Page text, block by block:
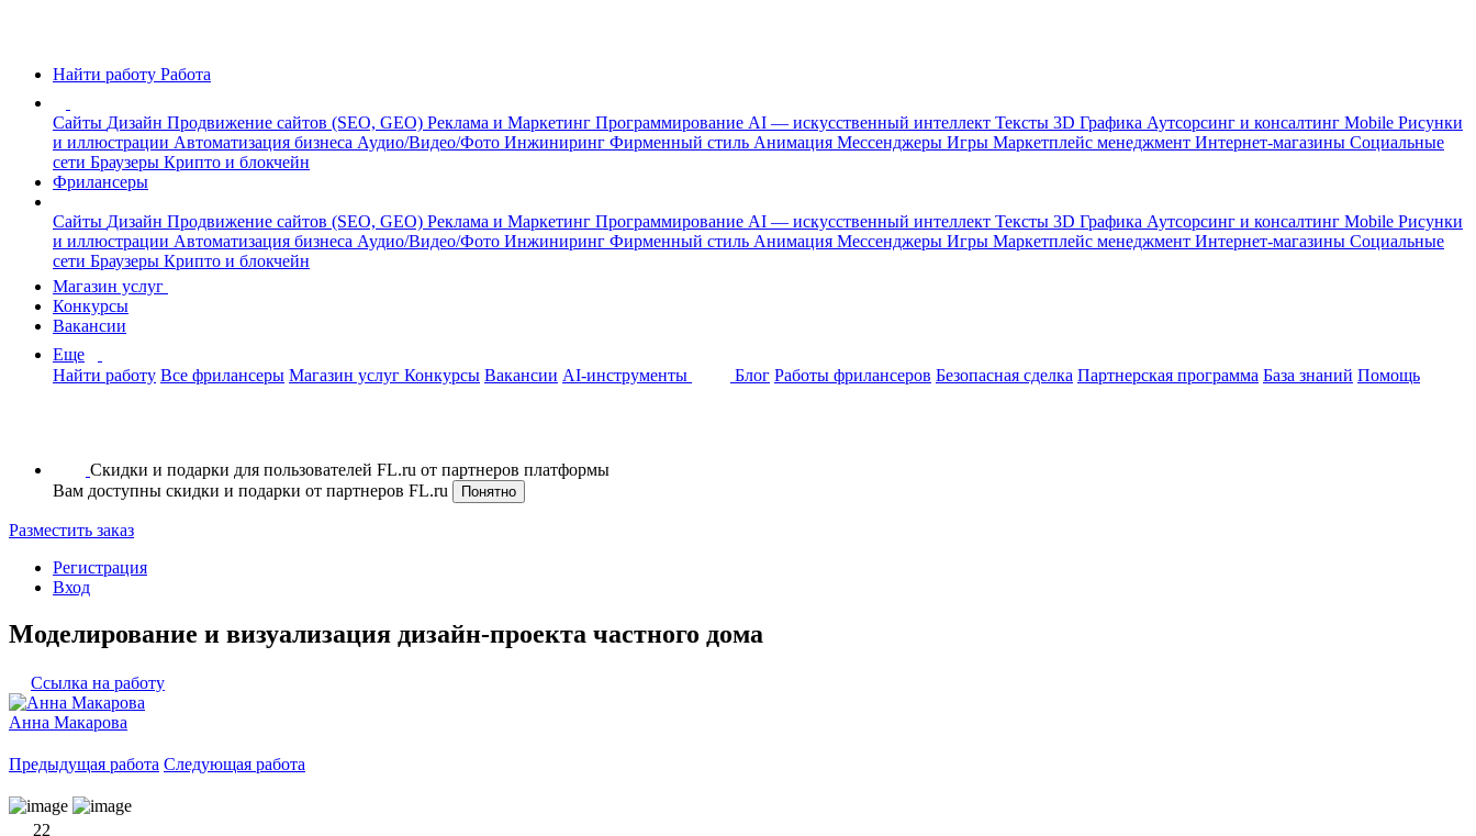
Найти работу Работа
Сайты Дизайн Продвижение сайтов (SEO, GEO) Реклама и Маркетинг Программирование AI — искусственный интеллект Тексты 3D Графика Аутсорсинг и консалтинг Mobile Рисунки
и иллюстрации Автоматизация бизнеса Аудио/Видео/Фото Инжиниринг Фирменный стиль Анимация Мессенджеры Игры Маркетплейс менеджмент Интернет-магазины Социальные
сети Браузеры Крипто и блокчейн
Фрилансеры
Сайты Дизайн Продвижение сайтов (SEO, GEO) Реклама и Маркетинг Программирование AI — искусственный интеллект Тексты 3D Графика Аутсорсинг и консалтинг Mobile Рисунки
и иллюстрации Автоматизация бизнеса Аудио/Видео/Фото Инжиниринг Фирменный стиль Анимация Мессенджеры Игры Маркетплейс менеджмент Интернет-магазины Социальные
сети Браузеры Крипто и блокчейн
Магазин услуг
Конкурсы
Вакансии
Еще
Найти работу Все фрилансеры Магазин услуг Конкурсы Вакансии AI-инструменты Блог Работы фрилансеров Безопасная сделка Партнерская программа База знаний Помощь
Скидки и подарки для пользователей FL.ru от партнеров платформы
Вам доступны скидки и подарки от партнеров FL.ru
Понятно
Разместить заказ
Регистрация
Вход
Моделирование и визуализация дизайн-проекта частного дома
Ссылка на работу
Анна Макарова
Предыдущая работа Следующая работа
22